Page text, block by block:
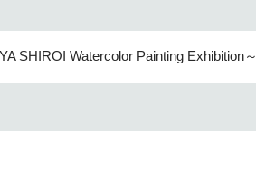
SHIROI Watercolor Painting Exhibition～